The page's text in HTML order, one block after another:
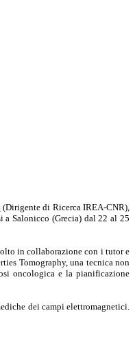
(Dirigente di Ricerca IREA-CNR),
a Salonicco (Grecia) dal 22 al 25
in collaborazione con i tutor e
Tomography, una tecnica non
oncologica e la pianificazione
dei campi elettromagnetici.